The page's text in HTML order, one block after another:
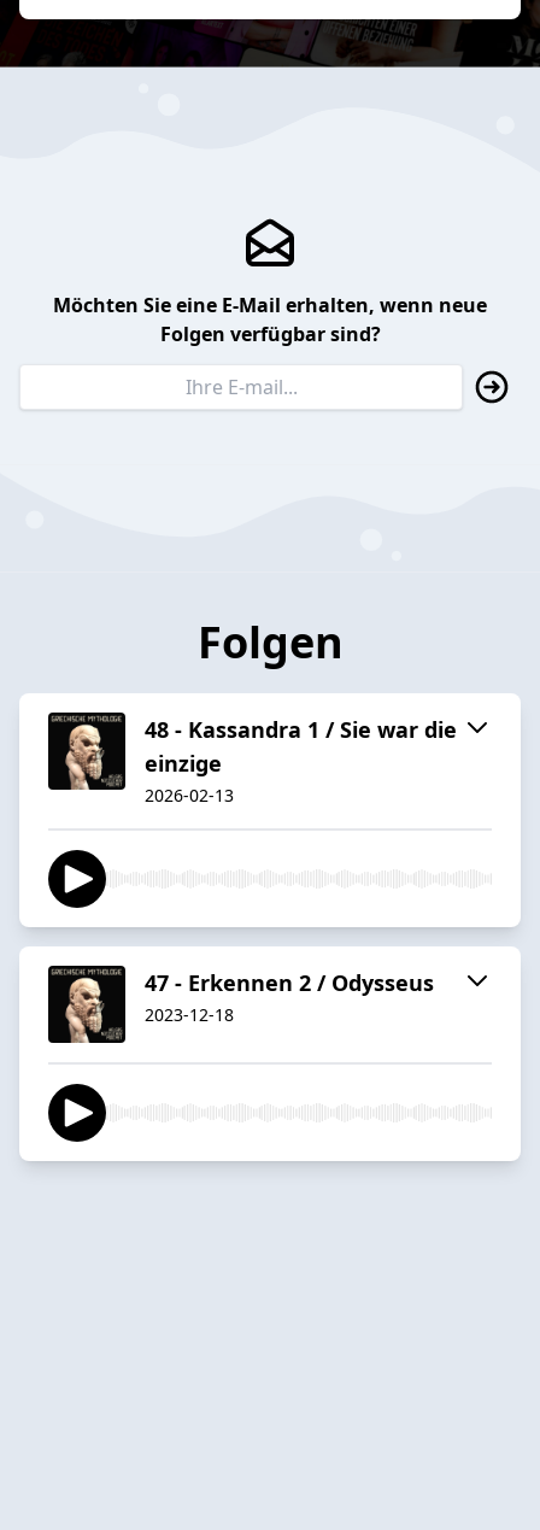
Möchten Sie eine E-Mail erhalten, wenn neue
Folgen verfügbar sind?
Folgen
48 - Kassandra 1 / Sie war die
einzige
2026-02-13
47 - Erkennen 2 / Odysseus
2023-12-18